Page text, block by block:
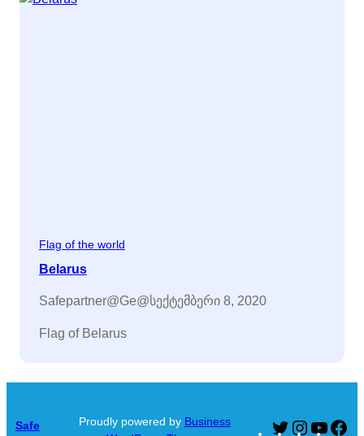
Flag of the world
Belarus
Safepartner@ge@სექტემბერი 8, 2020
Flag of Belarus
Safe
Proudly powered by Business
TwitterInstagram